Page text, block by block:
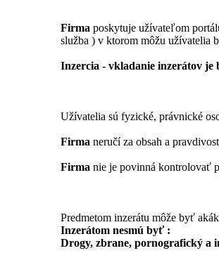
Firma poskytuje užívateľom
služba ) v ktorom môžu užívatelia
Inzercia - vkladanie inzerátov
Užívatelia sú fyzické, právnické
Firma neručí za obsah a
Firma nie je povinná kontrolovať
Predmetom inzerátu môže byť
Inzerátom nesmú byť :
Drogy, zbrane, pornografický a